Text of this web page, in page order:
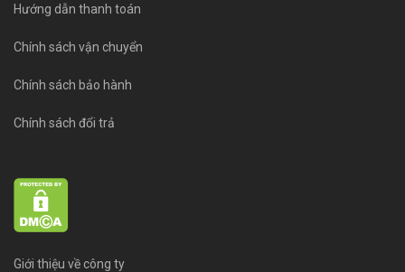
Hướng dẫn thanh toán
Chính sách vận chuyển
Chính sách bảo hành
Chính sách đổi trả
Giới thiệu về công ty